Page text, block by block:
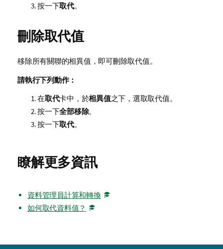
按一下取代。
刪除取代值
移除所有關聯的相異值，即可刪除取代值。
請執行下列動作：
在取代卡中，於相異值之下，選取取代值。
按一下全部移除。
按一下取代。
瞭解更多資訊
資料管理員計算和轉換
如何取代資料值？